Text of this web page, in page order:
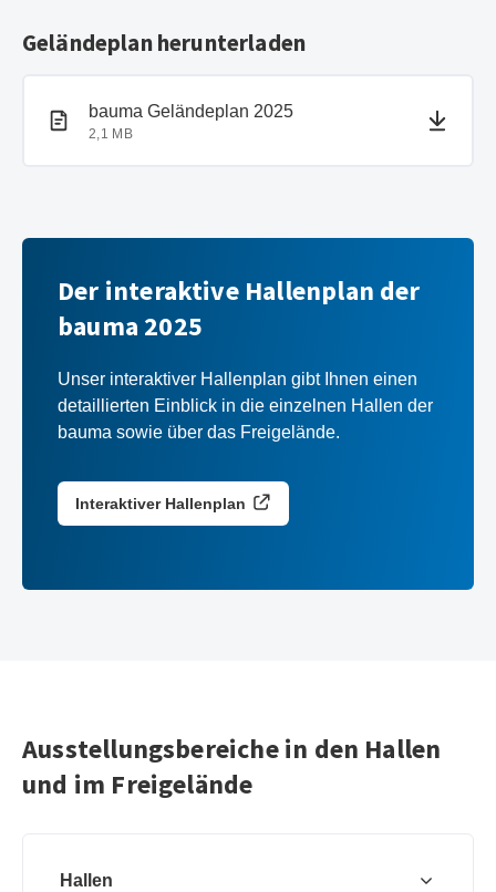
Geländeplan herunterladen
PDF-Dokument
bauma Geländeplan 2025
2,1 MB
PDF-Dokument
Der interaktive Hallenplan der
bauma 2025
Unser interaktiver Hallenplan gibt Ihnen einen
detaillierten Einblick in die einzelnen Hallen der
bauma sowie über das Freigelände.
Interaktiver Hallenplan
Ausstellungsbereiche in den Hallen
und im Freigelände
Hallen